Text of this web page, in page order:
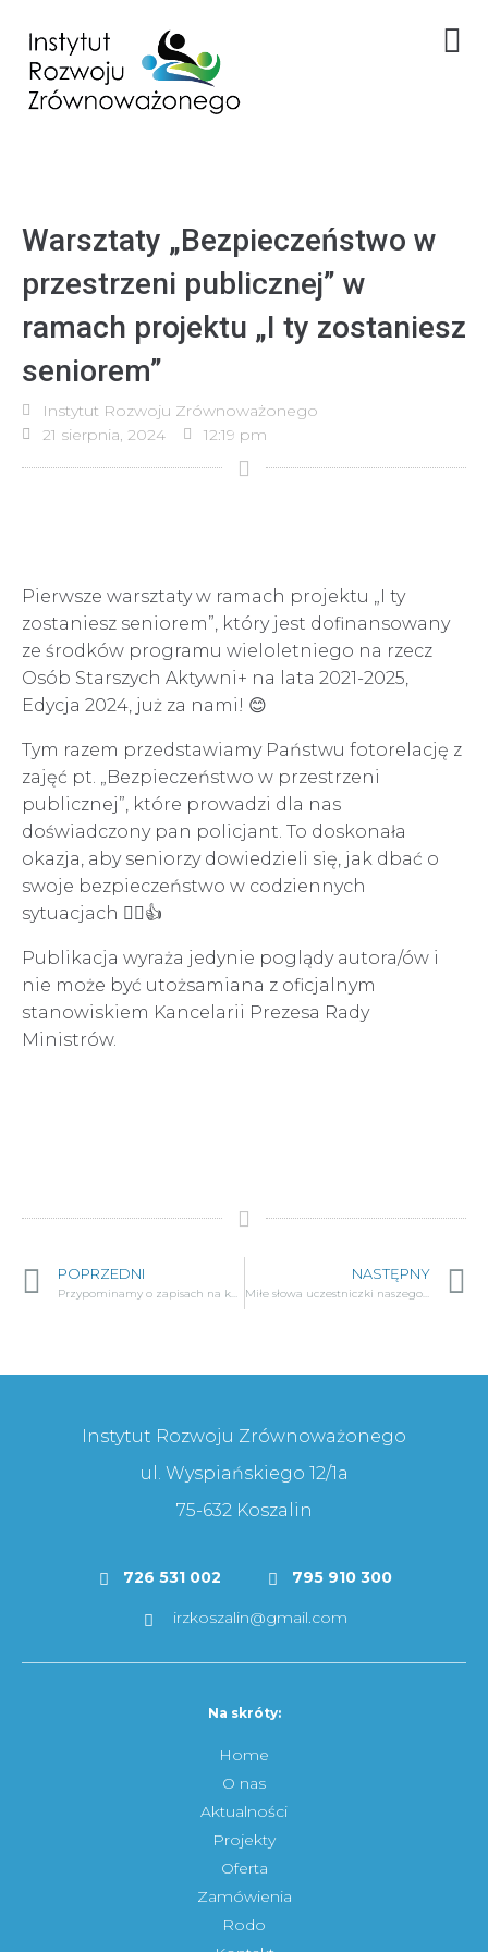
Warsztaty „Bezpieczeństwo w
przestrzeni publicznej” w
ramach projektu „I ty zostaniesz
seniorem”
Instytut Rozwoju Zrównoważonego
21 sierpnia, 2024
12:19 pm
Pierwsze warsztaty w ramach projektu „I ty
zostaniesz seniorem”, który jest dofinansowany
ze środków programu wieloletniego na rzecz
Osób Starszych Aktywni+ na lata 2021-2025,
Edycja 2024, już za nami! 😊
Tym razem przedstawiamy Państwu fotorelację z
zajęć pt. „Bezpieczeństwo w przestrzeni
publicznej”, które prowadzi dla nas
doświadczony pan policjant. To doskonała
okazja, aby seniorzy dowiedzieli się, jak dbać o
swoje bezpieczeństwo w codziennych
sytuacjach 👮‍♂️👍
Publikacja wyraża jedynie poglądy autora/ów i
nie może być utożsamiana z oficjalnym
stanowiskiem Kancelarii Prezesa Rady
Ministrów.
POPRZEDNI
Przypominamy o zapisach na kurs fundraisingu
NASTĘPNY
Miłe słowa uczestniczki naszego kursu fundraisingowego
Instytut Rozwoju Zrównoważonego
ul. Wyspiańskiego 12/1a
75-632 Koszalin
726 531 002 795 910 300
irzkoszalin@gmail.com
Na skróty:
Home
O nas
Aktualności
Projekty
Oferta
Zamówienia
Rodo